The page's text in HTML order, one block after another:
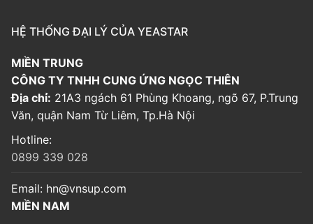
HỆ THỐNG ĐẠI LÝ CỦA YEASTAR
MIỀN TRUNG
CÔNG TY TNHH CUNG ỨNG NGỌC THIÊN
Địa chỉ: 21A3 ngách 61 Phùng Khoang, ngõ 67, P.Trung
Văn, quận Nam Từ Liêm, Tp.Hà Nội
Hotline:
0899 339 028
Email: hn@vnsup.com
MIỀN NAM